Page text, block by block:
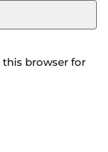
this browser for